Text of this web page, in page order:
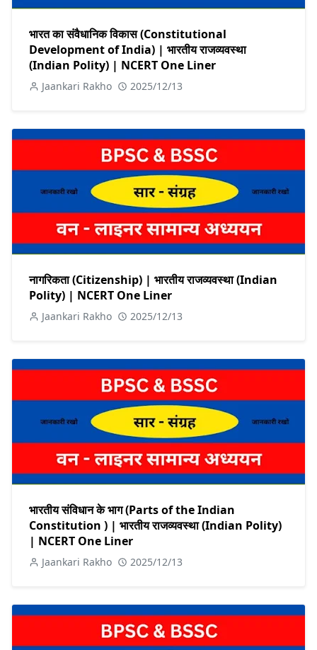
भारत का संवैधानिक विकास (Constitutional
Development of India) | भारतीय राजव्यवस्था
(Indian Polity) | NCERT One Liner
Jaankari Rakho 2025/12/13
नागरिकता (Citizenship) | भारतीय राजव्यवस्था (Indian
Polity) | NCERT One Liner
Jaankari Rakho 2025/12/13
भारतीय संविधान के भाग (Parts of the Indian
Constitution ) | भारतीय राजव्यवस्था (Indian Polity)
| NCERT One Liner
Jaankari Rakho 2025/12/13